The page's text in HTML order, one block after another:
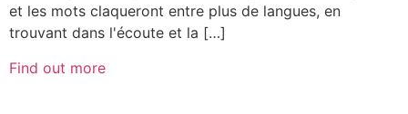
et les mots claqueront entre plus de langues, en
trouvant dans l'écoute et la […]
Find out more